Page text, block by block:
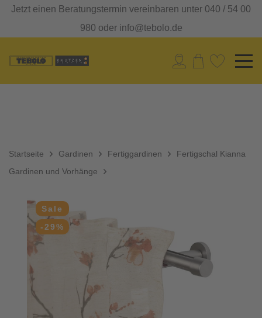
Jetzt einen Beratungstermin vereinbaren unter 040 / 54 00
980 oder info@tebolo.de
Startseite Gardinen
Fertiggardinen
Gardinen und Vorhänge
Fertigschal Kianna
Sale
-29%